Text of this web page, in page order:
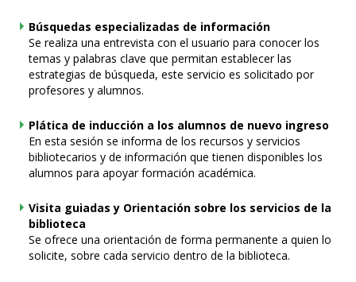
Búsquedas especializadas de información
Se realiza una entrevista con el usuario para conocer los
temas y palabras clave que permitan establecer las
estrategias de búsqueda, este servicio es solicitado por
profesores y alumnos.
Plática de inducción a los alumnos de nuevo ingreso
En esta sesión se informa de los recursos y servicios
bibliotecarios y de información que tienen disponibles los
alumnos para apoyar formación académica.
Visita guiadas y Orientación sobre los servicios de la
biblioteca
Se ofrece una orientación de forma permanente a quien lo
solicite, sobre cada servicio dentro de la biblioteca.